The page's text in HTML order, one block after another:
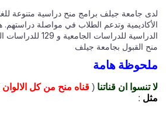
جامعة جيلف برامج منح دراسية متنوعة للغاية
للدراسات الجامعية و 129 للدراسات العليا. لمزيد من التفاصيل:
القبول بجامعة جيلف
هامة
تنسوا ان قناتنا( قناه منح من كل الالوان)
: